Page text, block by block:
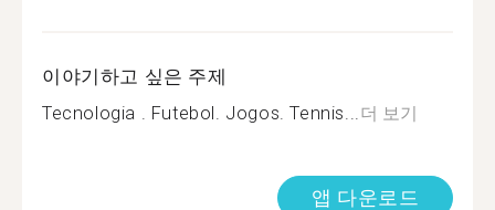
이야기하고 싶은 주제
Tecnologia . Futebol. Jogos. Tennis... 더 보기
앱 다운로드